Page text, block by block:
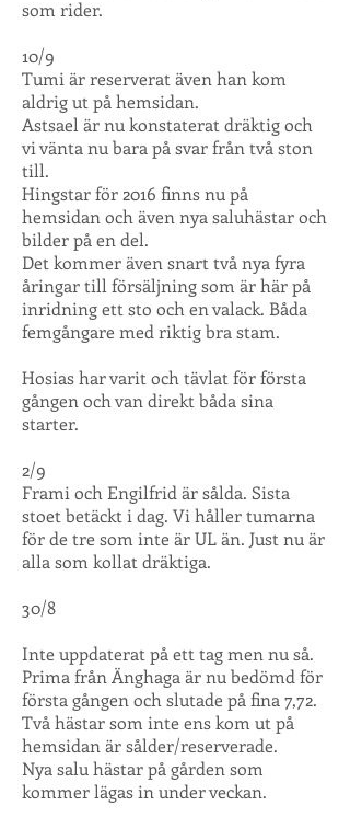
som rider.
10/9
Tumi är reserverat även han kom
aldrig ut på hemsidan.
Astsael är nu konstaterat dräktig och
vi vänta nu bara på svar från två ston
till.
Hingstar för 2016 finns nu på
hemsidan och även nya saluhästar och
bilder på en del.
Det kommer även snart två nya fyra
åringar till försäljning som är här på
inridning ett sto och en valack. Båda
femgångare med riktig bra stam.
Hosias har varit och tävlat för första
gången och van direkt båda sina
starter.
2/9
Frami och Engilfrid är sålda. Sista
stoet betäckt i dag. Vi håller tumarna
för de tre som inte är UL än. Just nu är
alla som kollat dräktiga.
30/8
Inte uppdaterat på ett tag men nu så.
Prima från Änghaga är nu bedömd för
första gången och slutade på fina 7,72.
Två hästar som inte ens kom ut på
hemsidan är sålder/reserverade.
Nya salu hästar på gården som
kommer lägas in under veckan.